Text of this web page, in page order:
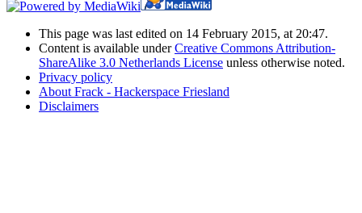
This page was last edited on 14 February 2015, at 20:47.
Content is available underCreative Commons Attribution-
ShareAlike 3.0 Netherlands License unless otherwise noted.
Privacy policy
About Frack - Hackerspace Friesland
Disclaimers